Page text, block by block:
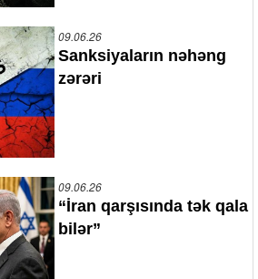
09.06.26
Sanksiyaların nəhəng
zərəri
09.06.26
“İran qarşısında tək qala
bilər”